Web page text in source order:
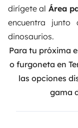
dirígete al Área
encuentra junto
dinosaurios.
Para tu próxima
o furgoneta en
las opciones
gama